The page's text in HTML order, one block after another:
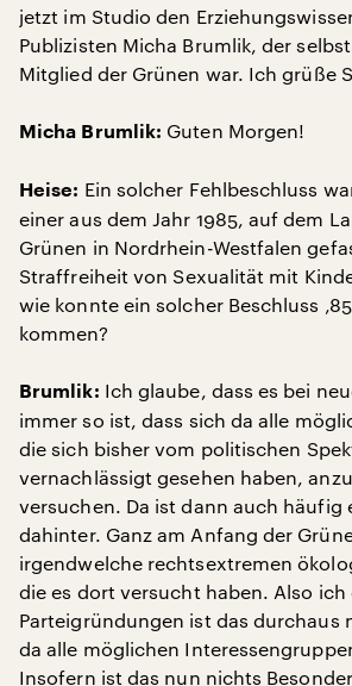
jetzt im Studio den
Publizisten Micha Brumlik, der
Mitglied der Grünen war. Ich grüße
Micha Brumlik: Guten Morgen!
Heise: Ein solcher Fehlbeschluss
einer aus dem Jahr 1985, auf dem
Grünen in Nordrhein-Westfalen
Straffreiheit von Sexualität mit
wie konnte ein solcher Beschluss
kommen?
Brumlik: Ich glaube, dass es bei
immer so ist, dass sich da alle
die sich bisher vom politischen
vernachlässigt gesehen haben,
versuchen. Da ist dann auch häufig
dahinter. Ganz am Anfang der
irgendwelche rechtsextremen
die es dort versucht haben. Also ich
Parteigründungen ist das durchaus
da alle möglichen
Insofern ist das nun nichts